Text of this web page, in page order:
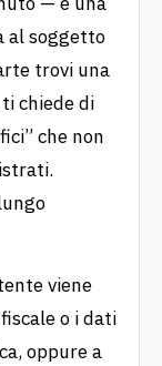
al soggetto
trovi una
chiede di
che non
viene
o i dati
oppure a